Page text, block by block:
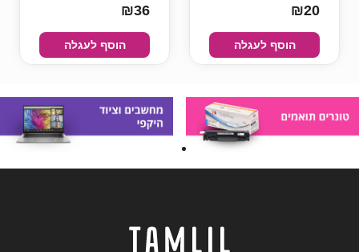
₪20
הוסף לעגלה
₪36
הוסף לעגלה